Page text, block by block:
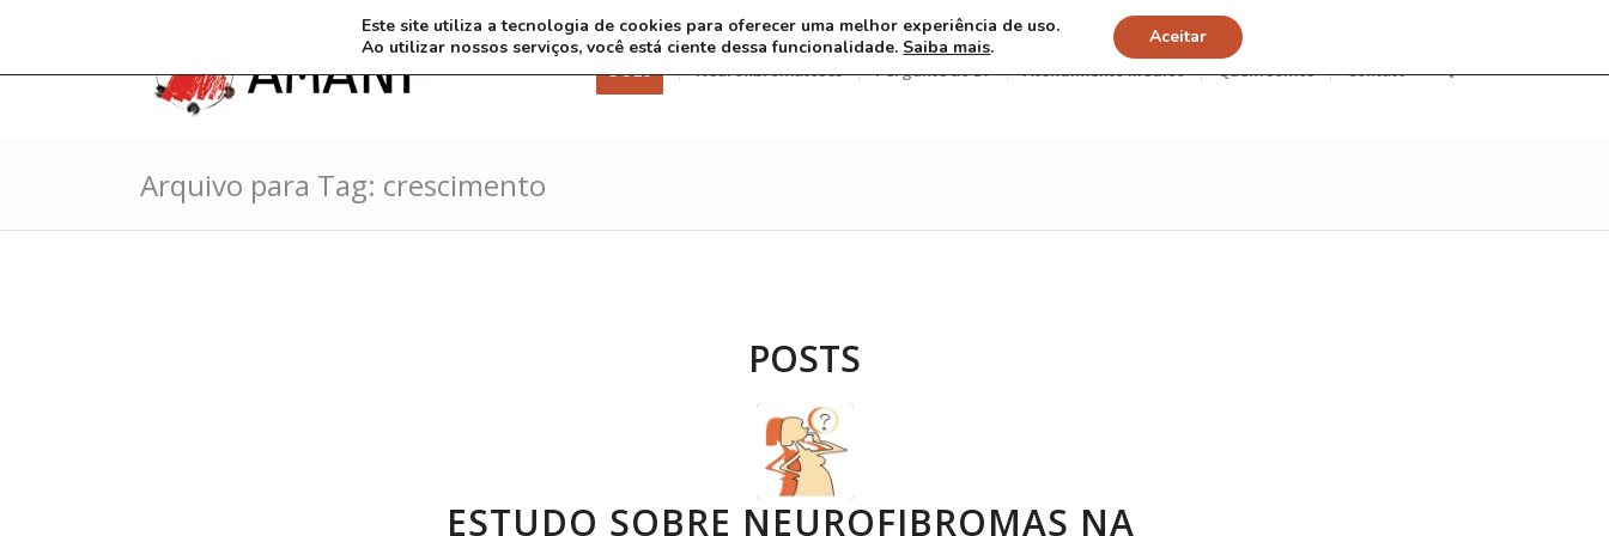
3 8 26 Neurofibromatoses Pergunte ao Dr Atendimento Médico Quem somos Contato
Arquivo para Tag: crescimento
POSTS
ESTUDO SOBRE NEUROFIBROMAS NA
Este site utiliza a tecnologia de cookies para oferecer uma melhor experiência de uso.
Ao utilizar nossos serviços, você está ciente dessa funcionalidade. Saiba mais. Aceitar